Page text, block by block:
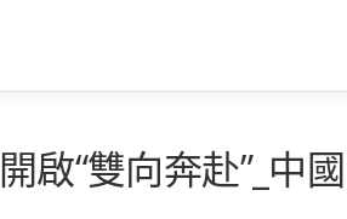
啟“雙向奔赴”_中國